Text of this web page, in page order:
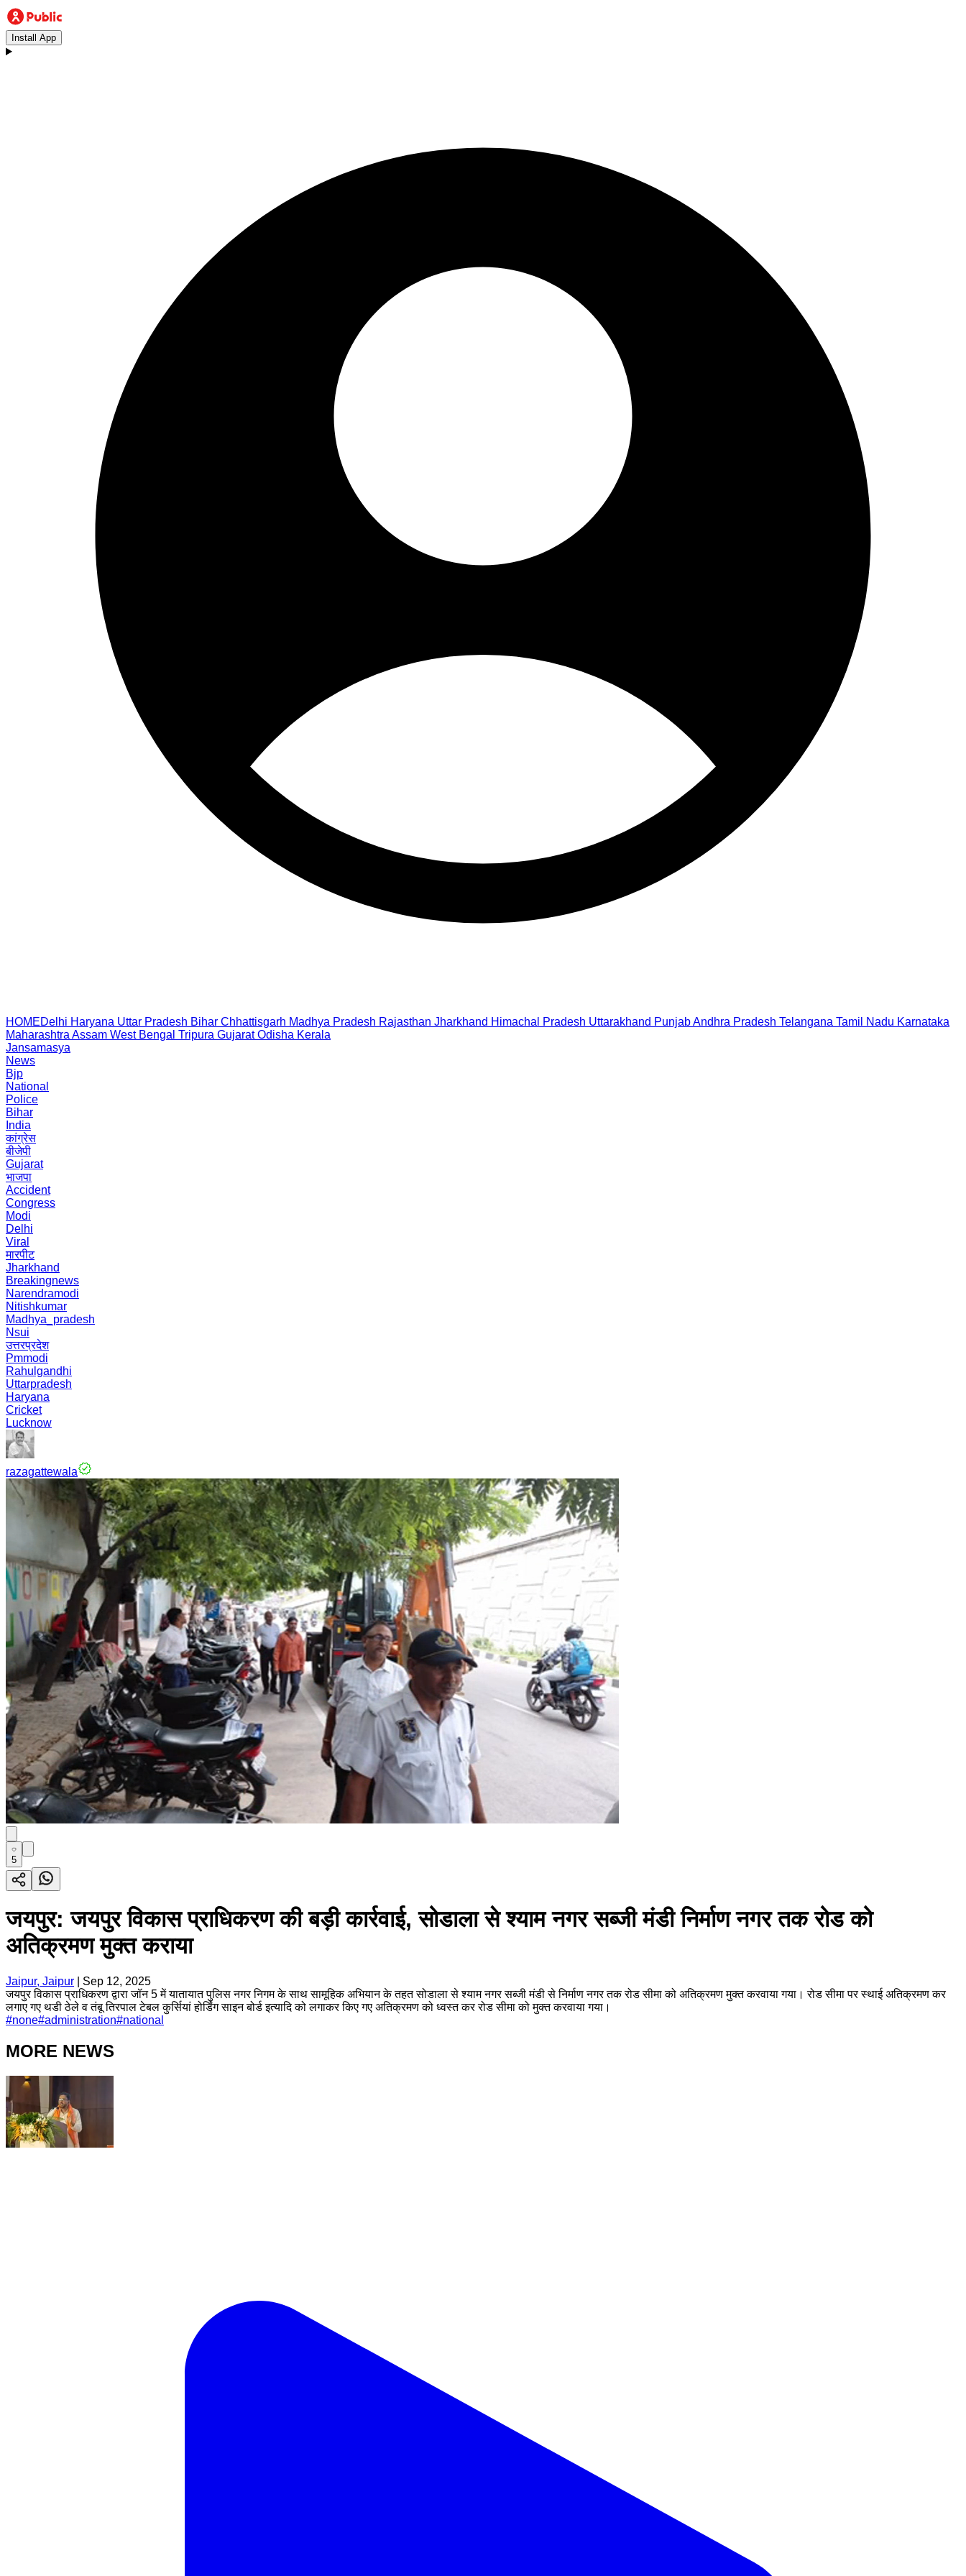
Install App
HOMEDelhi Haryana Uttar Pradesh Bihar Chhattisgarh Madhya Pradesh Rajasthan Jharkhand Himachal Pradesh Uttarakhand PunjabAndhra Pradesh Telangana Tamil Nadu Karnataka
Maharashtra Assam West Bengal Tripura Gujarat Odisha Kerala
Jansamasya
News
Bjp
National
Police
Bihar
India
कांग्रेस
बीजेपी
Gujarat
भाजपा
Accident
Congress
Modi
Delhi
Viral
मारपीट
Jharkhand
Breakingnews
Narendramodi
Nitishkumar
Madhya_pradesh
Nsui
उत्तरप्रदेश
Pmmodi
Rahulgandhi
Uttarpradesh
Haryana
Cricket
Lucknow
razagattewala
5
जयपुर: जयपुर विकास प्राधिकरण की बड़ी कार्रवाई, सोडाला से श्याम नगर सब्जी मंडी निर्माण नगर तक रोड को
अतिक्रमण मुक्त कराया
Jaipur, Jaipur
Sep 12, 2025
जयपुर विकास प्राधिकरण द्वारा जॉन 5 में यातायात पुलिस नगर निगम के साथ सामूहिक अभियान के तहत सोडाला से श्याम नगर सब्जी मंडी से निर्माण नगर तक रोड सीमा को अतिक्रमण मुक्त करवाया गया। रोड सीमा पर स्थाई अतिक्रमण कर
लगाए गए थडी ठेले व तंबू तिरपाल टेबल कुर्सियां होर्डिंग साइन बोर्ड इत्यादि को लगाकर किए गए अतिक्रमण को ध्वस्त कर रोड सीमा को मुक्त करवाया गया।
#none#administration#national
MORE NEWS